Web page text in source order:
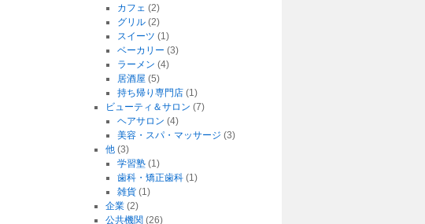
カフェ (2)
グリル (2)
スイーツ (1)
ベーカリー (3)
ラーメン (4)
居酒屋 (5)
持ち帰り専門店 (1)
ビューティ＆サロン (7)
ヘアサロン (4)
美容・スパ・マッサージ (3)
他(3)
学習塾 (1)
歯科・矯正歯科 (1)
雑貨 (1)
企業(2)
公共機関 (26)